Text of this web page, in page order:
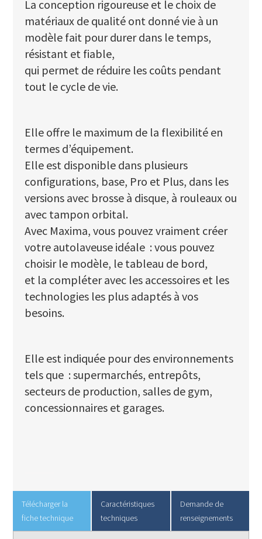
La conception rigoureuse et le choix de
matériaux de qualité ont donné vie à un
modèle fait pour durer dans le temps,
résistant et fiable,
qui permet de réduire les coûts pendant
tout le cycle de vie.
Elle offre le maximum de la flexibilité en
termes d’équipement.
Elle est disponible dans plusieurs
configurations, base, Pro et Plus, dans les
versions avec brosse à disque, à rouleaux ou
avec tampon orbital.
Avec Maxima, vous pouvez vraiment créer
votre autolaveuse idéale : vous pouvez
choisir le modèle, le tableau de bord,
et la compléter avec les accessoires et les
technologies les plus adaptés à vos
besoins.
Elle est indiquée pour des environnements
tels que : supermarchés, entrepôts,
secteurs de production, salles de gym,
concessionnaires et garages.
Télécharger la
fiche technique
Caractéristiques
techniques
Demande de
renseignements